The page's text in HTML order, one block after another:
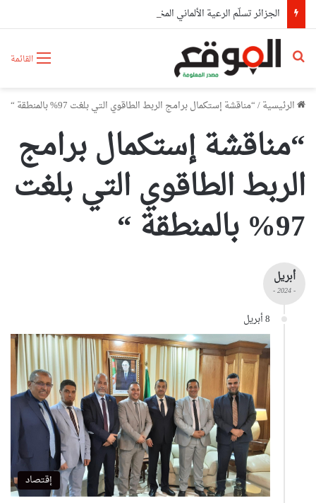
الجزائر تسلّم الرعية الألماني المختطف بالنيجر إلى سلطات بلاده
القائمة بحث عن
الرئيسية/“مناقشة إستكمال برامج الربط الطاقوي التي بلغت 97% بالمنطقة “
“مناقشة إستكمال برامج
الربط الطاقوي التي بلغت
97% بالمنطقة “
أبريل
- 2024 -
8 أبريل
إقتصاد